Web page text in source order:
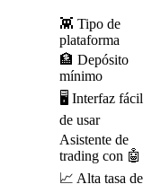
👾 Tipo de
plataforma
🏦 Depósito
mínimo
🖥️ Interfaz fácil
de usar
Asistente de
trading con 🤖
📈 Alta tasa de